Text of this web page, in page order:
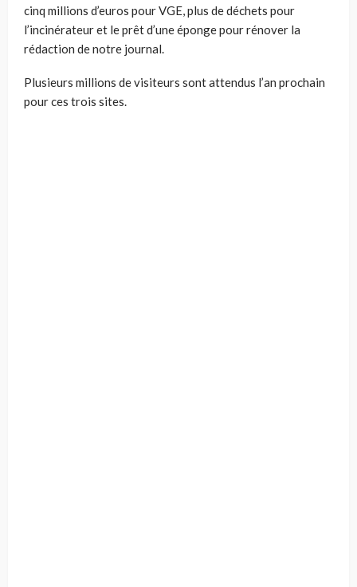
cinq millions d’euros pour VGE, plus de déchets pour
l’incinérateur et le prêt d’une éponge pour rénover la
rédaction de notre journal.
Plusieurs millions de visiteurs sont attendus l’an prochain
pour ces trois sites.